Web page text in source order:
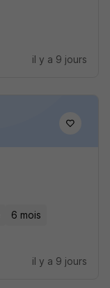
il y a 9 jours
6 mois
il y a 9 jours